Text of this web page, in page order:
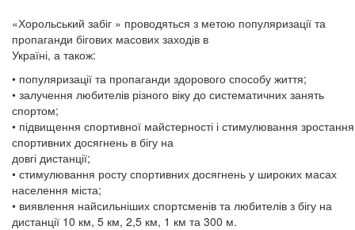
«Хорольський забіг » проводяться з метою популяризації та
пропаганди бігових масових заходів в
Україні, а також:
• популяризації та пропаганди здорового способу життя;
• залучення любителів різного віку до систематичних занять
спортом;
• підвищення спортивної майстерності і стимулювання зростання
спортивних досягнень в бігу на
довгі дистанції;
• стимулювання росту спортивних досягнень у широких масах
населення міста;
• виявлення найсильніших спортсменів та любителів з бігу на
дистанції 10 км, 5 км, 2,5 км, 1 км та 300 м.